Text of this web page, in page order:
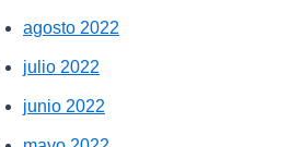
agosto 2022
julio 2022
junio 2022